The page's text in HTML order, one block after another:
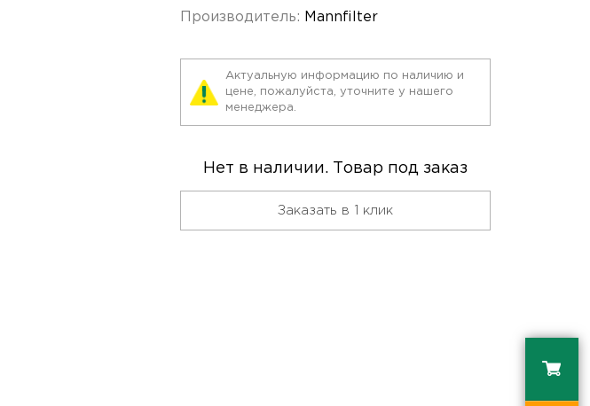
Производитель: Mannfilter
Актуальную информацию по наличию и
цене, пожалуйста, уточните у нашего
менеджера.
Нет в наличии. Товар под заказ
Заказать в 1 клик